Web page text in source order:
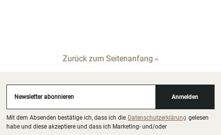
Zurück zum Seitenanfang
Newsletter abonnieren Anmelden
Mit dem Absenden bestätige ich, dass ich die Datenschutzerklärung gelesen
habe und diese akzeptiere und dass ich Marketing- und/oder